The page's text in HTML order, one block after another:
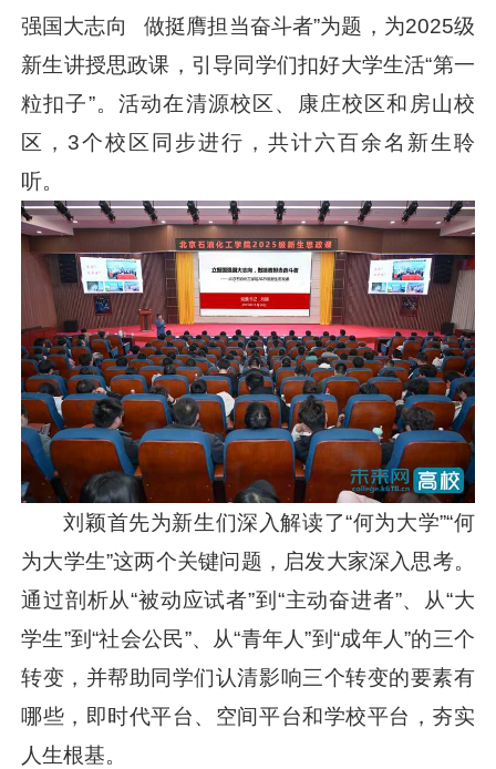
强国大志向 做挺膺担当奋斗者”为题，为2025级
新生讲授思政课，引导同学们扣好大学生活“第一
粒扣子”。活动在清源校区、康庄校区和房山校
区，3个校区同步进行，共计六百余名新生聆
听。
刘颖首先为新生们深入解读了“何为大学”“何
为大学生”这两个关键问题，启发大家深入思考。
通过剖析从“被动应试者”到“主动奋进者”、从“大
学生”到“社会公民”、从“青年人”到“成年人”的三个
转变，并帮助同学们认清影响三个转变的要素有
哪些，即时代平台、空间平台和学校平台，夯实
人生根基。